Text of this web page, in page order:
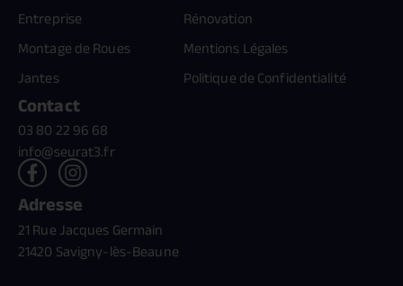
Entreprise
Montage de Roues
Jantes
Rénovation
Mentions Légales
Politique de Confidentialité
Contact
03 80 22 96 68
info@seurat3.fr
Adresse
21 Rue Jacques Germain
21420 Savigny-lès-Beaune